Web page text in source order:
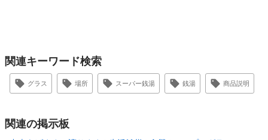
関連キーワード検索
グラス 場所 スーパー銭湯 銭湯 商品説明
関連の掲示板